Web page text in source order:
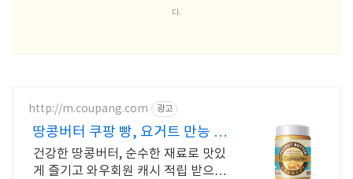
다.
http://m.coupang.com 광고
땅콩버터 쿠팡 빵, 요거트 만능 활
용템
건강한 땅콩버터, 순수한 재료로 맛있
게 즐기고 와우회원 캐시 적립 받으세